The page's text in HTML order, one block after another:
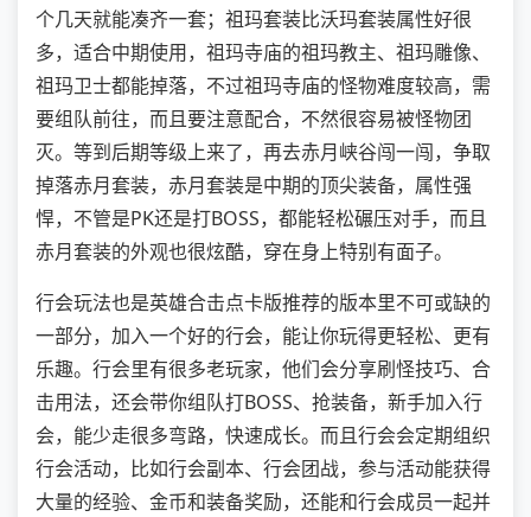
个几天就能凑齐一套；祖玛套装比沃玛套装属性好很
多，适合中期使用，祖玛寺庙的祖玛教主、祖玛雕像、
祖玛卫士都能掉落，不过祖玛寺庙的怪物难度较高，需
要组队前往，而且要注意配合，不然很容易被怪物团
灭。等到后期等级上来了，再去赤月峡谷闯一闯，争取
掉落赤月套装，赤月套装是中期的顶尖装备，属性强
悍，不管是PK还是打BOSS，都能轻松碾压对手，而且
赤月套装的外观也很炫酷，穿在身上特别有面子。
行会玩法也是英雄合击点卡版推荐的版本里不可或缺的
一部分，加入一个好的行会，能让你玩得更轻松、更有
乐趣。行会里有很多老玩家，他们会分享刷怪技巧、合
击用法，还会带你组队打BOSS、抢装备，新手加入行
会，能少走很多弯路，快速成长。而且行会会定期组织
行会活动，比如行会副本、行会团战，参与活动能获得
大量的经验、金币和装备奖励，还能和行会成员一起并